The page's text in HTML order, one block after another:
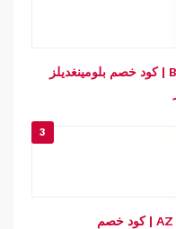
كود خصم بلومينغديلز | BLOOMINGDALES | كوبون خصم
3